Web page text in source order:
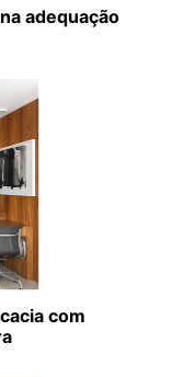
adequação
com